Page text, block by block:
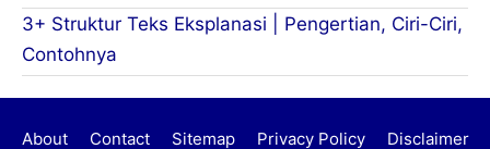
3+ Struktur Teks Eksplanasi | Pengertian, Ciri-Ciri,
Contohnya
About Contact Sitemap Privacy Policy Disclaimer